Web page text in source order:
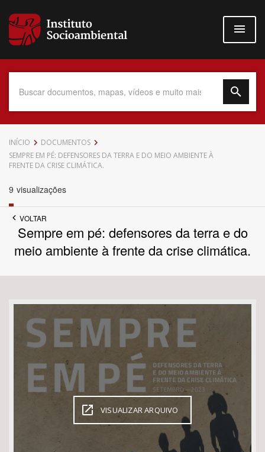
para
conteúdo
Data do Documento
Tema
Área de Levantamento
INÍCIO
DOCUMENTOS
SEMPRE EM PÉ: DEFENSORES DA TERRA E DO MEIO AMBIENTE À
FRENTE DA CRISE CLIMÁTICA.
9 visualizações
VOLTAR
Sempre em pé: defensores da terra e do
meio ambiente à frente da crise climática.
VISUALIZAR ARQUIVO